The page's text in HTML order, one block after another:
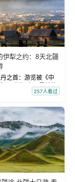
伊犁之约：8天北疆
之首：游览被《中
》评选为“中国最美的
一名的克拉玛依魔鬼
落——禾木村，欣赏
257人看过